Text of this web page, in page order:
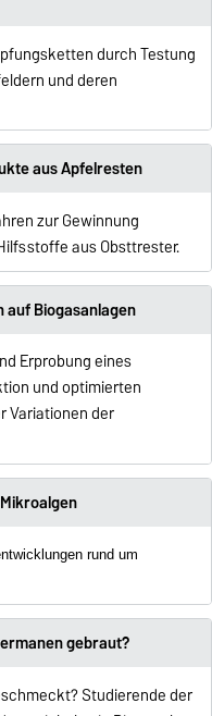
durch Testung
und deren
aus Apfelresten
zur Gewinnung
aus Obsttrester.
Biogasanlagen
Erprobung eines
und optimierten
Variationen der
rund um
gebraut?
Studierende der